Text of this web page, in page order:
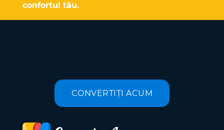
confortul tău.
CONVERTIȚI ACUM